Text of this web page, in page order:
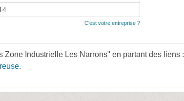
C'est votre entreprise ?
Zone Industrielle Les Narrons" en partant des liens :
.